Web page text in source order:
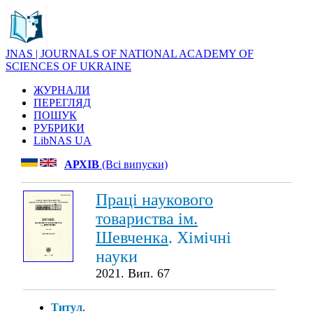
JNAS | JOURNALS OF NATIONAL ACADEMY OF
SCIENCES OF UKRAINE
ЖУРНАЛИ
ПЕРЕГЛЯД
ПОШУК
РУБРИКИ
LibNAS UA
АРХІВ (Всі випуски)
Праці наукового
товариства ім.
Шевченка. Хімічні
науки
2021. Вип. 67
Титул.